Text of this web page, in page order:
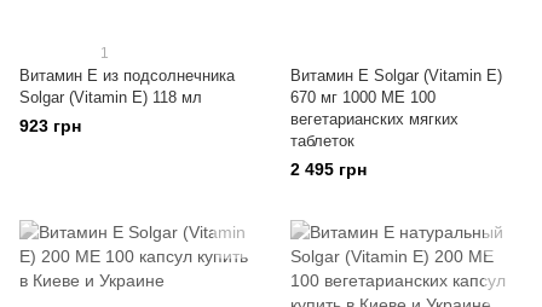
1
Витамин Е из подсолнечника
Solgar (Vitamin E) 118 мл
923 грн
Витамин E Solgar (Vitamin E)
670 мг 1000 МЕ 100
вегетарианских мягких
таблеток
2 495 грн